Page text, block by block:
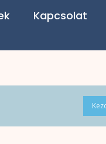
Kapcsolat